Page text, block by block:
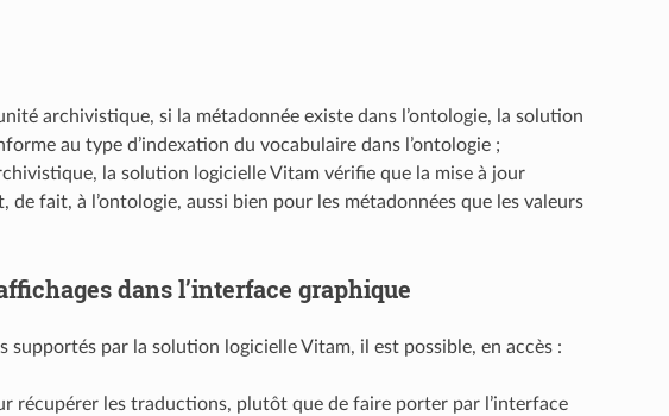
archivistique, si la métadonnée existe dans l’ontologie, la solution
au type d’indexation du vocabulaire dans l’ontologie ;
la solution logicielle Vitam vérifie que la mise à jour
fait, à l’ontologie, aussi bien pour les métadonnées que les valeurs
dans l’interface graphique
par la solution logicielle Vitam, il est possible, en accès :
récupérer les traductions, plutôt que de faire porter par l’interface